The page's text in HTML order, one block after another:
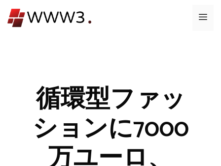
ン
メ
循環型ファッ
ションに7000